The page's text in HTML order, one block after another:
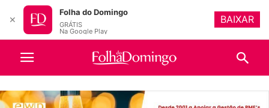
✕
Folha do Domingo
GRÁTIS
Na Google Play
BAIXAR